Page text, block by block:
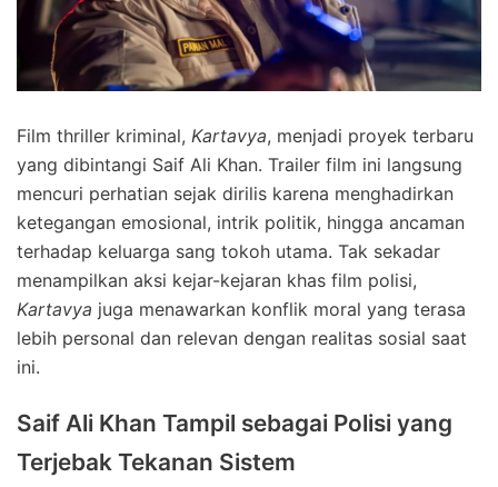
Film thriller kriminal, Kartavya, menjadi proyek terbaru
yang dibintangi Saif Ali Khan. Trailer film ini langsung
mencuri perhatian sejak dirilis karena menghadirkan
ketegangan emosional, intrik politik, hingga ancaman
terhadap keluarga sang tokoh utama. Tak sekadar
menampilkan aksi kejar-kejaran khas film polisi,
Kartavya juga menawarkan konflik moral yang terasa
lebih personal dan relevan dengan realitas sosial saat
ini.
Saif Ali Khan Tampil sebagai Polisi yang
Terjebak Tekanan Sistem